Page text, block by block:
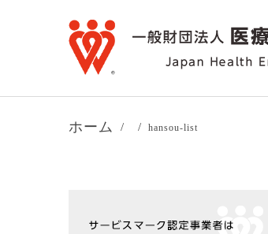
ホーム hansou-list